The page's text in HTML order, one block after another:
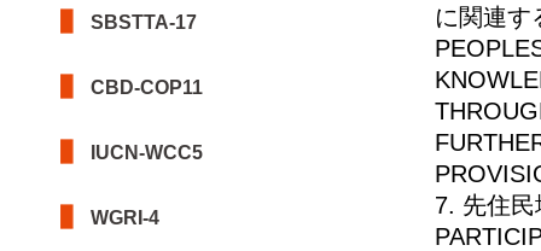
SBSTTA-17
CBD-COP11
IUCN-WCC5
WGRI-4
に関連す
7. 先住民